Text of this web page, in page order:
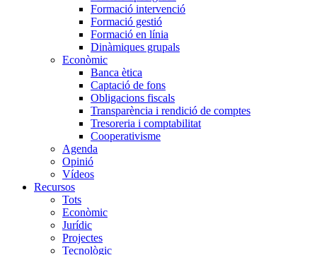
Formació intervenció
Formació gestió
Formació en línia
Dinàmiques grupals
Econòmic
Banca ètica
Captació de fons
Obligacions fiscals
Transparència i rendició de comptes
Tresoreria i comptabilitat
Cooperativisme
Agenda
Opinió
Vídeos
Recursos
Tots
Econòmic
Jurídic
Projectes
Tecnològic